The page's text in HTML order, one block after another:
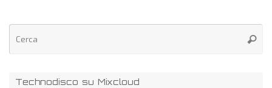
Technodisco su Mixcloud